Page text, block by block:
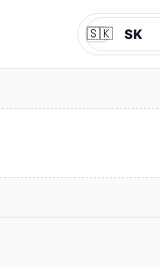
Jazyk
🇸🇰